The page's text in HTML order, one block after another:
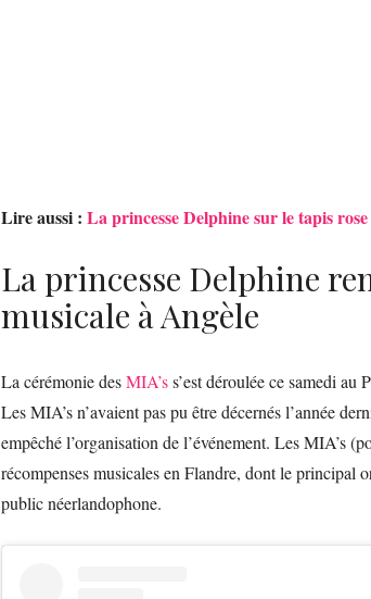
Lire aussi : La princesse Delphine sur le tapis
La princesse Delphine
musicale à Angèle
La cérémonie desMIA’ss’est déroulée ce samedi
Les MIA’s n’avaient pas pu être décernés l’année
empêché l’organisation de l’événement. Les MIA’s
récompenses musicales en Flandre, dont le principal
public néerlandophone.